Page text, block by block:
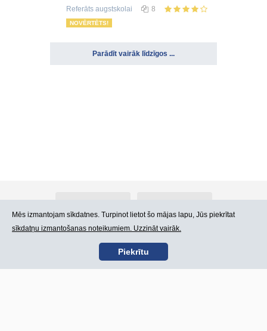
Referāts augstskolai 8
NOVĒRTĒTS!
Parādīt vairāk līdzīgos ...
Kontakti Lietošanas noteikumi
Mēs izmantojam sīkdatnes. Turpinot lietot šo mājas lapu, Jūs piekrītat
sīkdatņu izmantošanas noteikumiem. Uzzināt vairāk.
Piekrītu